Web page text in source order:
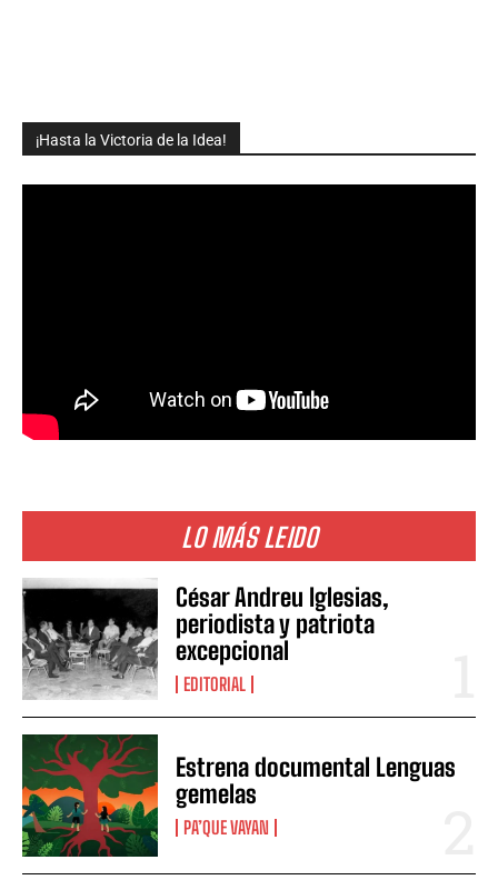
¡Hasta la Victoria de la Idea!
LO MÁS LEIDO
César Andreu Iglesias,
periodista y patriota
excepcional
EDITORIAL
Estrena documental Lenguas
gemelas
PA’QUE VAYAN